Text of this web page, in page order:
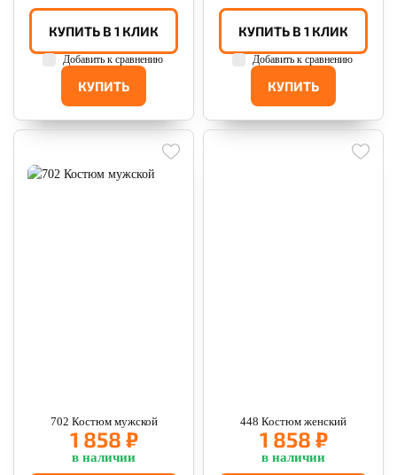
КУПИТЬ
КУПИТЬ В 1 КЛИК
Добавить к сравнению
КУПИТЬ
КУПИТЬ В 1 КЛИК
Добавить к сравнению
702 Костюм мужской
1 858 ₽
в наличии
448 Костюм женский
1 858 ₽
в наличии